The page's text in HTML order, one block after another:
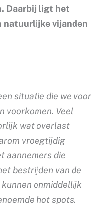
Daarbij ligt het
natuurlijke vijanden
situatie die we voor
voorkomen. Veel
wat overlast
vroegtijdig
aannemers die
bestrijden van de
onmiddellijk
hot spots.